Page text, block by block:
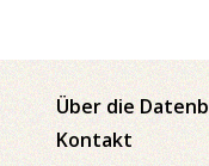
Über die
Kontakt